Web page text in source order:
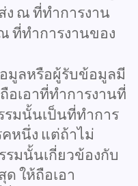
ง ณ ที่ทำการงาน
ที่ทำการงานของ
มูลหรือผู้รับข้อมูลมี
อเอาที่ทำการงานที่
รมนั้นเป็นที่ทำการ
คหนึ่ง แต่ถ้าไม่
รมนั้นเกี่ยวข้องกับ
ด ให้ถือเอา